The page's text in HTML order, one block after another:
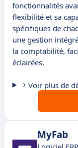
fonctionnalités
flexibilité et sa
spécifiques de
une gestion
la comptabilité,
éclairées.
Voir plus de
MyFab